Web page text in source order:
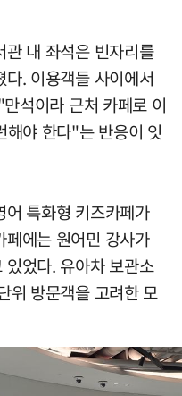
내 좌석은 빈자리를
. 이용객들 사이에서
석이라 근처 카페로 이
야 한다"는 반응이 잇
특화형 키즈카페가
에는 원어민 강사가
었다. 유아차 보관소
위 방문객을 고려한 모